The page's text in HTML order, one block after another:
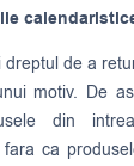
de a
motiv. De
din
fara ca